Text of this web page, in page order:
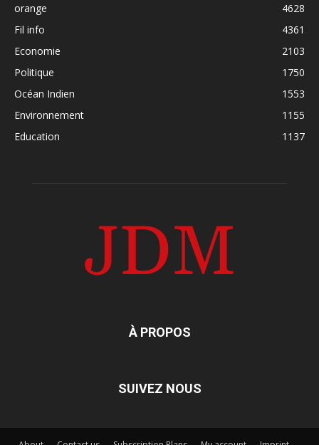
orange
4628
Fil info
4361
Economie
2103
Politique
1750
Océan Indien
1553
Environnement
1155
Education
1137
À PROPOS
SUIVEZ NOUS